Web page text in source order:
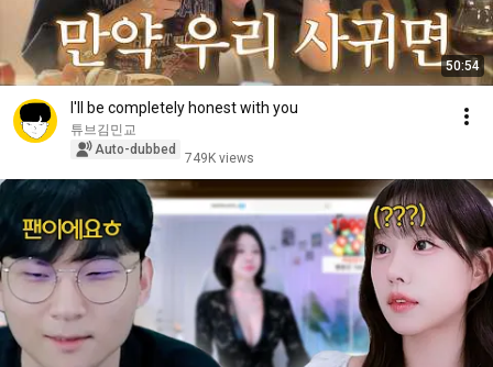
50:54
I'll be completely honest with you
튜브김민교
Auto-dubbed
749K views